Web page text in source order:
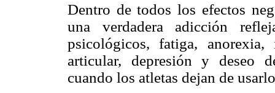
Dentro de todos los efectos
una verdadera adicción
psicológicos, fatiga,
articular, depresión y deseo
cuando los atletas dejan de